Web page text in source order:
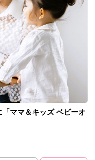
ママ＆キッズ ベビーオ